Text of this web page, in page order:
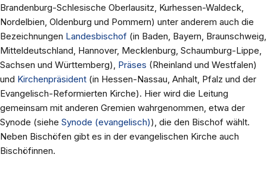
Brandenburg-Schlesische Oberlausitz, Kurhessen-Waldeck,
Nordelbien, Oldenburg und Pommern) unter anderem auch die
Bezeichnungen Landesbischof (in Baden, Bayern, Braunschweig,
Mitteldeutschland, Hannover, Mecklenburg, Schaumburg-Lippe,
Sachsen und Württemberg), Präses (Rheinland und Westfalen)
und Kirchenpräsident (in Hessen-Nassau, Anhalt, Pfalz und der
Evangelisch-Reformierten Kirche). Hier wird die Leitung
gemeinsam mit anderen Gremien wahrgenommen, etwa der
Synode (siehe Synode (evangelisch)), die den Bischof wählt.
Neben Bischöfen gibt es in der evangelischen Kirche auch
Bischöfinnen.